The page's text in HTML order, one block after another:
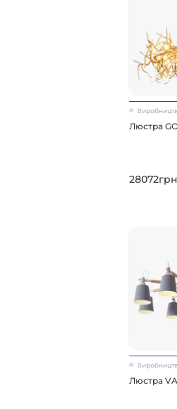
Люстра
Люстра